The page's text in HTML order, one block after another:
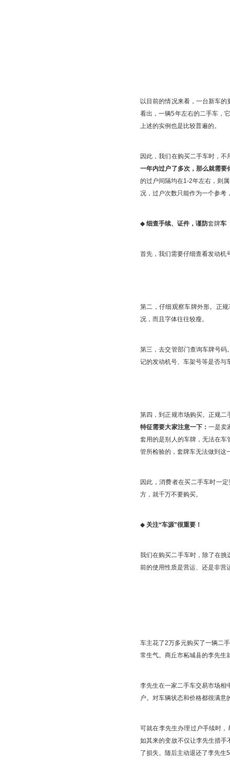
以目前的情况来看，一台新车
看出，一辆5年左右的二手车，
上述的实例也是比较普遍的。
因此，我们在购买二手车时，
一年内过户了多次，那么就需
的过户间隔均在1-2年左右，则
况，过户次数只能作为一个参考
◆ 细查手续、证件，谨防套牌车
首先，我们需要仔细查看发动机
第二，仔细观察车牌外形。正
况，而且字体往往较瘦。
第三，去交管部门查询车牌号
记的发动机号、车架号等是否与
第四，到正规市场购买。正规
特征需要大家注意一下：一是卖
套用的是别人的车牌，无法在
管所检验的，套牌车无法做到这
因此，消费者在买二手车时一
方，就千万不要购买。
◆ 关注“车源”很重要！
我们在购买二手车时，除了在挑
前的使用性质是营运、还是非营
车主花了2万多元购买了一辆二
常生气。商丘市柘城县的李先生
李先生在一家二手车交易市场相
户。对车辆状态和价格都很满
可就在李先生办理过户手续时
如其来的变故不仅让李先生措
了损失。随后主动退还了李先